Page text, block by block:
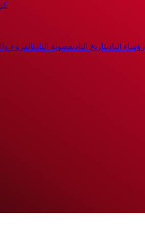
رؤساء النادىتاريخ النادىعضوية النادىالفروع